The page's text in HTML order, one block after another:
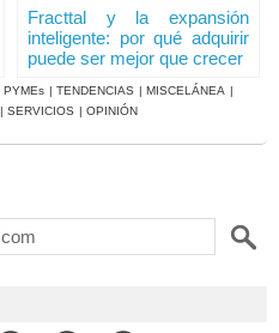
Fracttal y la expansión
inteligente: por qué adquirir
puede ser mejor que crecer
PYMEs | TENDENCIAS | MISCELÁNEA |
| SERVICIOS | OPINIÓN